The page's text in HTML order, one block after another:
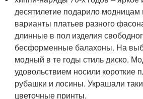
десятилетие подарило
варианты платьев разного
длинные в пол изделия
бесформенные балахоны. На
модный в те годы стиль диско.
удовольствием носили короткие
рубашки и лосины. Украшали
цветочные принты.